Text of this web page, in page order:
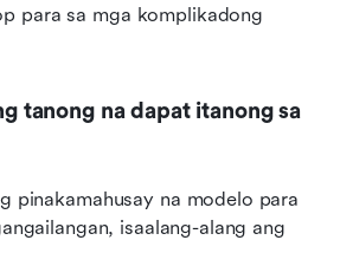
para sa mga komplikadong
tanong na dapat itanong sa
pinakamahusay na modelo para
isaalang-alang ang